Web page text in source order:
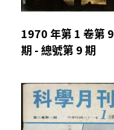
1970 年第 1 卷第 9
期 - 總號第 9 期